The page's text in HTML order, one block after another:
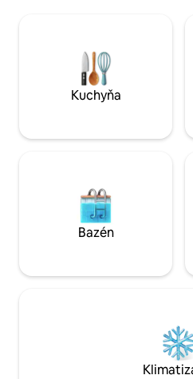
možnosťami je tiež
bodom mnohých turistických
zelenom srdci Nemecka.
Kuchyňa
Bazén